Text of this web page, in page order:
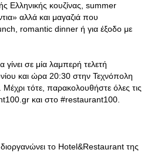
Ελληνικής κουζίνας, summer
αλλά και μαγαζιά που
romantic dinner ή για έξοδο με
σε μία λαμπερή τελετή
και ώρα 20:30 στην Τεχνόπολη
τότε, παρακολουθήστε όλες τις
και στο #restaurant100.
το Hotel&Restaurant της